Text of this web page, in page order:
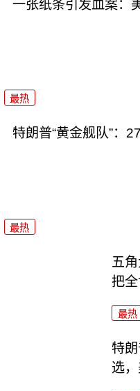
一张纸条引发血案：
最热
特朗普“黄金舰队”：
最热
五
把
最热
特
选